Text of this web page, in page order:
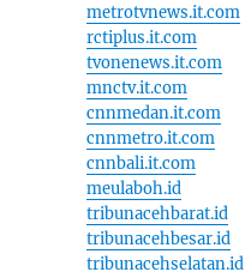
metrotvnews.it.com
rctiplus.it.com
tvonenews.it.com
mnctv.it.com
cnnmedan.it.com
cnnmetro.it.com
cnnbali.it.com
meulaboh.id
tribunacehbarat.id
tribunacehbesar.id
tribunacehselatan.id